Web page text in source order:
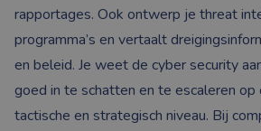
rapportages. Ook ontwerp je threat
programma’s en vertaalt
en beleid. Je weet de cyber security
goed in te schatten en te escaleren op
tactische en strategisch niveau. Bij